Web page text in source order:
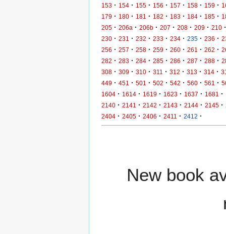
153 · 154 · 155 · 156 · 157 · 158 · 159 ·
179 · 180 · 181 · 182 · 183 · 184 · 185 ·
205 · 206a · 206b · 207 · 208 · 209 · 210 ·
230 · 231 · 232 · 233 · 234 · 235 · 236 ·
256 · 257 · 258 · 259 · 260 · 261 · 262 ·
282 · 283 · 284 · 285 · 286 · 287 · 288 ·
308 · 309 · 310 · 311 · 312 · 313 · 314 ·
449 · 451 · 501 · 502 · 542 · 560 · 561 ·
1604 · 1614 · 1619 · 1623 · 1637 · 1681 ·
2140 · 2141 · 2142 · 2143 · 2144 · 2145 ·
2404 · 2405 · 2406 · 2411 · 2412 ·
New book